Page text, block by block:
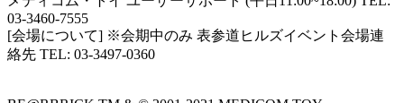
03-3460-7555
[会場について] ※会期中のみ 表参道ヒルズイベント会場連
絡先 TEL: 03-3497-0360